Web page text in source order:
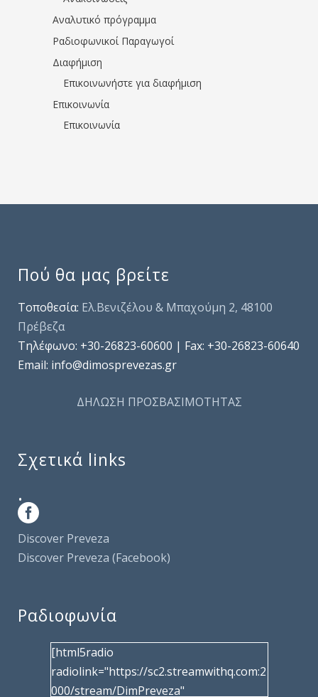
Αναλυτικό πρόγραμμα
Ραδιοφωνικοί Παραγωγοί
Διαφήμιση
Επικοινωνήστε για διαφήμιση
Επικοινωνία
Επικοινωνία
Πού θα μας βρείτε
Τοποθεσία: Ελ.Βενιζέλου & Μπαχούμη 2, 48100
Πρέβεζα
Τηλέφωνo: +30-26823-60600 | Fax: +30-26823-60640
Email: info@dimosprevezas.gr
ΔΗΛΩΣΗ ΠΡΟΣΒΑΣΙΜΟΤΗΤΑΣ
Σχετικά links
.
Discover Preveza
Discover Preveza (Facebook)
Ραδιοφωνία
[html5radio
radiolink="https://sc2.streamwithq.com:2
000/stream/DimPreveza"